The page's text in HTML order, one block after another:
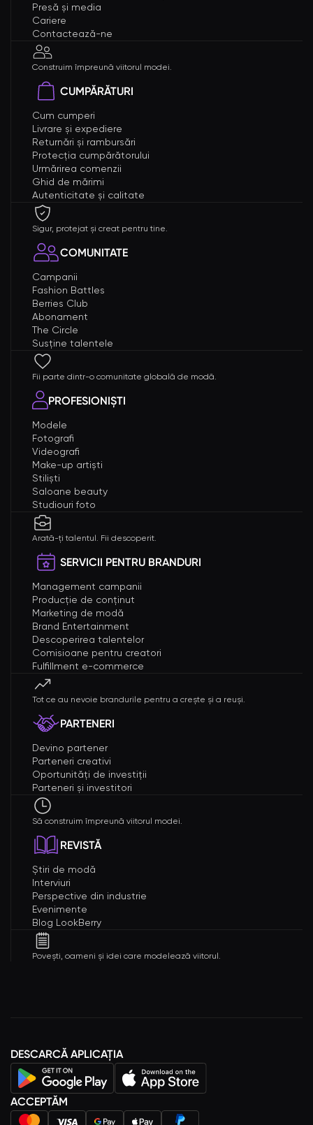
Presă și media
Cariere
Contactează-ne
Construim împreună viitorul modei.
CUMPĂRĂTURI
Cum cumperi
Livrare și expediere
Returnări și rambursări
Protecția cumpărătorului
Urmărirea comenzii
Ghid de mărimi
Autenticitate și calitate
Sigur, protejat și creat pentru tine.
COMUNITATE
Campanii
Fashion Battles
Berries Club
Abonament
The Circle
Susține talentele
Fii parte dintr-o comunitate globală de modă.
PROFESIONIȘTI
Modele
Fotografi
Videografi
Make-up artiști
Stiliști
Saloane beauty
Studiouri foto
Arată-ți talentul. Fii descoperit.
SERVICII PENTRU BRANDURI
Management campanii
Producție de conținut
Marketing de modă
Brand Entertainment
Descoperirea talentelor
Comisioane pentru creatori
Fulfillment e-commerce
Tot ce au nevoie brandurile pentru a crește și a reuși.
PARTENERI
Devino partener
Parteneri creativi
Oportunități de investiții
Parteneri și investitori
Să construim împreună viitorul modei.
REVISTĂ
Știri de modă
Interviuri
Perspective din industrie
Evenimente
Blog LookBerry
Povești, oameni și idei care modelează viitorul.
DESCARCĂ APLICAȚIA
ACCEPTĂM